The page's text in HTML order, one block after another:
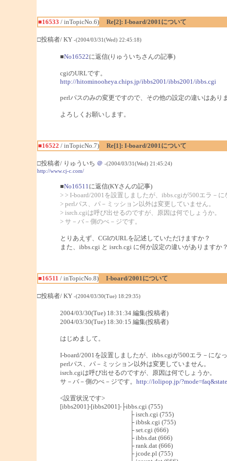
■16533 / inTopicNo.6)
Re[2]: I-board/2001について
□投稿者/ KY -(2004/03/31(Wed) 22:45:18)
■No16522に返信(りゅういちさんの記事)
cgiのURLです。
http://hitominooheya.chips.jp/ibbs2001/ibbs2001/ibbs.cgi
perlパスのみの変更ですので、その他の設定の違いはありま
よろしくお願いします。
■16522 / inTopicNo.7)
Re[1]: I-board/2001について
□投稿者/ りゅういち ＠ -(2004/03/31(Wed) 21:45:24)
http://www.cj-c.com/
■No16511 に返信(KYさんの記事)
> > I-board/2001を設置しましたが、ibbs.cgiが500エラ－に
> perlパス、パ－ミッション以外は変更していません。
> isrch.cgiは呼び出せるのですが、原因は何でしょうか。
> サ－バ－側のぺ－ジです。
とりあえず、CGIのURLを記述していただけますか？
また、ibbs.cgi と isrch.cgi に何か設定の違いがありますか？
■16511 / inTopicNo.8)
I-board/2001について
□投稿者/ KY -(2004/03/30(Tue) 18:29:35)
2004/03/30(Tue) 18:31:34 編集(投稿者)
2004/03/30(Tue) 18:30:15 編集(投稿者)
はじめまして。
I-board/2001を設置しましたが、ibbs.cgiが500エラ－になっ
perlパス、パ－ミッション以外は変更していません。
isrch.cgiは呼び出せるのですが、原因は何でしょうか。
サ－バ－側のぺ－ジです。 http://lolipop.jp/
<設置状況です>
[ibbs2001]-[ibbs2001]-├ibbs.cgi (755)
├ isrch.cgi (755)
├ ibbsk.cgi (755)
├ set.cgi (666)
├ ibbs.dat (666)
├ rank.dat (666)
├ jcode.pl (755)